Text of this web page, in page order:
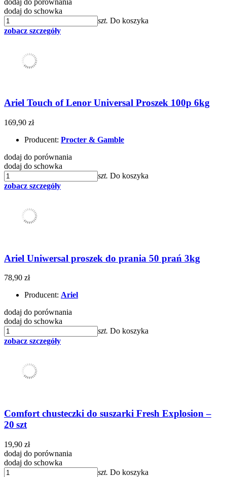
dodaj do schowka
szt. Do koszyka
zobacz szczegóły
Ariel Touch of Lenor Universal Proszek 100p 6kg
169,90 zł
Producent: Procter & Gamble
dodaj do porównania
dodaj do schowka
szt. Do koszyka
zobacz szczegóły
Ariel Uniwersal proszek do prania 50 prań 3kg
78,90 zł
Producent: Ariel
dodaj do porównania
dodaj do schowka
szt. Do koszyka
zobacz szczegóły
Comfort chusteczki do suszarki Fresh Explosion –
20 szt
19,90 zł
dodaj do porównania
dodaj do schowka
szt. Do koszyka